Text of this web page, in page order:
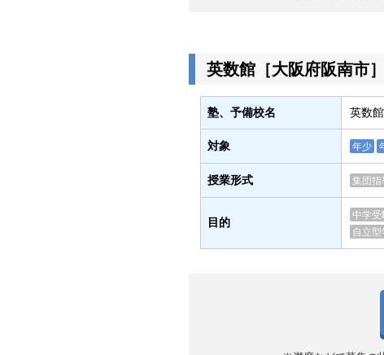
英数館［大阪府阪南市
塾、予備校名 英数
対象 年少
授業形式 集団指
目的
中学受
自立型